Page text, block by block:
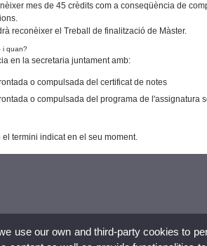
mes de 45 crèdits com a conseqüència de
reconèixer el Treball de finalització de Màster.
i quan?
en la secretaria juntament amb:
o compulsada del certificat de notes
o compulsada del programa de l'assignatura
el termini indicat en el seu moment.
use our own and third-party cookies to